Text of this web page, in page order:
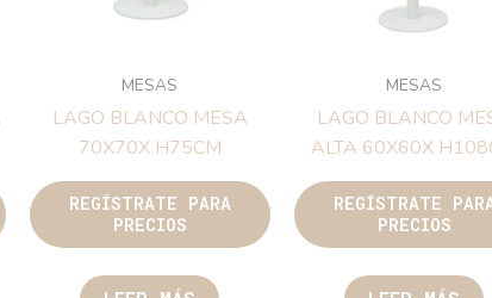
MESAS
LAGO BLANCO MESA
70X70X H75CM
REGÍSTRATE PARA
PRECIOS
MESAS
LAGO BLANCO
ALTA 60X60X
REGÍSTRATE
PRECIOS